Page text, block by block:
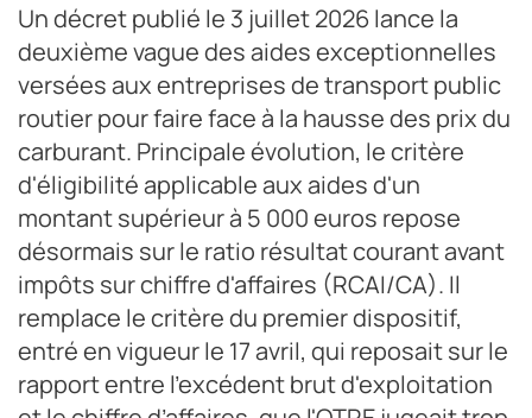
Un décret publié le 3 juillet 2026 lance la
deuxième vague des aides exceptionnelles
versées aux entreprises de transport public
routier pour faire face à la hausse des prix du
carburant. Principale évolution, le critère
d'éligibilité applicable aux aides d'un
montant supérieur à 5 000 euros repose
désormais sur le ratio résultat courant avant
impôts sur chiffre d'affaires (RCAI/CA). Il
remplace le critère du premier dispositif,
entré en vigueur le 17 avril, qui reposait sur le
rapport entre l'excédent brut d'exploitation